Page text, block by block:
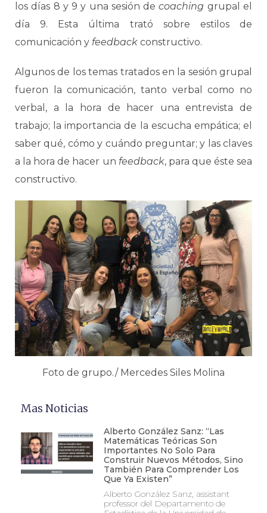
los días 8 y 9 y una sesión decoaching grupal el
día 9. Esta última trató sobre estilos de
comunicación y feedback constructivo.
Algunos de los temas tratados en la sesión grupal
fueron la comunicación, tanto verbal como no
verbal, a la hora de hacer una entrevista de
trabajo; la importancia de la escucha empática; el
saber qué, cómo y cuándo preguntar; y las claves
a la hora de hacer un feedback, para que éste sea
constructivo.
Foto de grupo./ Mercedes Siles Molina
Mas Noticias
Alberto González Sanz: “Las
Matemáticas Teóricas Son
Importantes No Solo Para
Construir Nuevos Métodos, Sino
También Para Comprender Los
Que Ya Existen”
Alberto González Sanz, assistant
professor del Departamento de